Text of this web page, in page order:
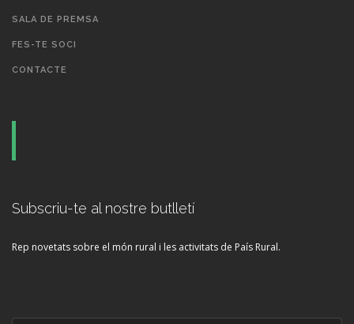
SALA DE PREMSA
FES-TE SOCI
CONTACTE
Subscriu-te al nostre butlletí
Rep novetats sobre el món rural i les activitats de País Rural.